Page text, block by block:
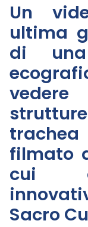
Un
ultima
di
filmato
cui
Sacro